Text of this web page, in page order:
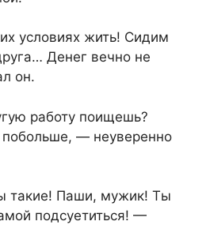
условиях жить! Сидим
Денег вечно не
он.
работу поищешь?
побольше, — неуверенно
такие! Паши, мужик! Ты
подсуетиться! —